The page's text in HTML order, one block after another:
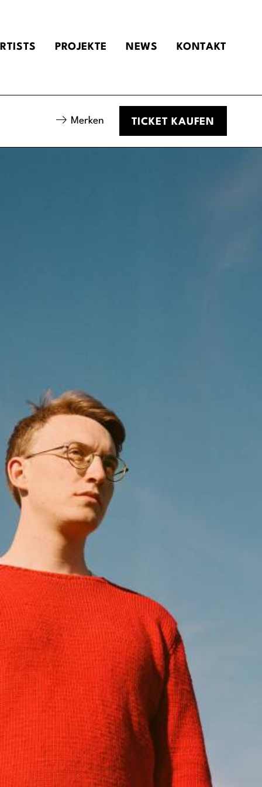
PROJEKTE NEWS KONTAKT
Merken TICKET KAUFEN